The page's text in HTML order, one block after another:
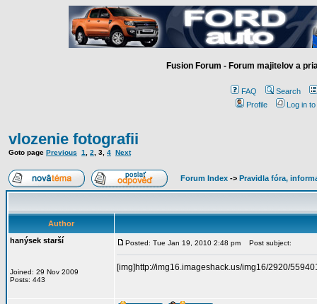
Fusion Forum - Forum majitelov a
FAQ
Search
Profile
Log in
vlozenie fotografii
Goto page Previous 1 2 3 4 Next
Forum Index -> Pravidla fóra,
Author
hanýsek starší
Joined: 29 Nov 2009
Posts: 443
Posted: Tue Jan 19, 2010 2:48 pm Post subject:
[img]http://img16.imageshack.us/img16/2920/